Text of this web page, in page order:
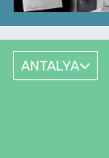
ANTALYA